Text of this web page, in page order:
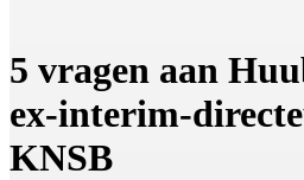
5 vragen aan
ex-interim-
KNSB